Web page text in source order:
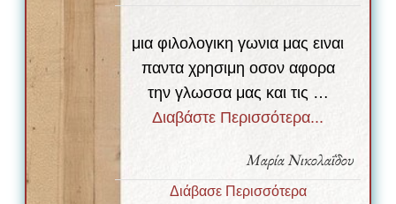
μια φιλολογικη γωνια μας ειναι
παντα χρησιμη οσον αφορα
την γλωσσα μας και τις …
Διαβάστε Περισσότερα...
Μαρία Νικολαΐδου
Διάβασε Περισσότερα